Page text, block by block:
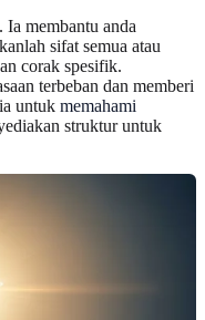
Ia membantu anda
sifat semua atau
corak spesifik.
terbeban dan memberi
untuk memahami
struktur untuk